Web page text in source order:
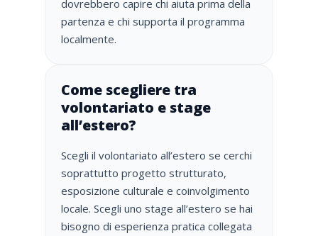
dovrebbero capire chi aiuta prima della
partenza e chi supporta il programma
localmente.
Come scegliere tra
volontariato e stage
all’estero?
Scegli il volontariato all’estero se cerchi
soprattutto progetto strutturato,
esposizione culturale e coinvolgimento
locale. Scegli uno stage all’estero se hai
bisogno di esperienza pratica collegata